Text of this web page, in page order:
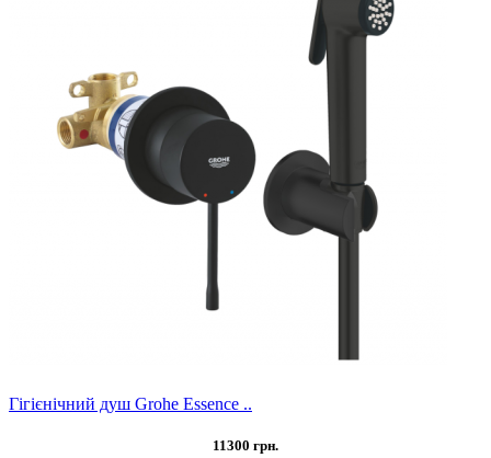
Гігієнічний душ Grohe Essence ..
11300 грн.